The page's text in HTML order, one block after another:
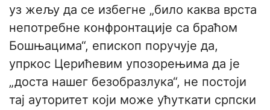
уз жељу да се избегне „било каква врста
непотребне конфронтације са браћом
Бошњацима“, епископ поручује да,
упркос Церићевим упозорењима да је
„доста нашег безобразлука“, не постоји
тај ауторитет који може ућуткати српски